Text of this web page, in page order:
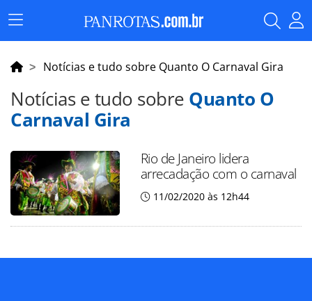
Menu
Principal
Notícias e tudo sobre Quanto O Carnaval Gira
Notícias e tudo sobre Quanto O
Carnaval Gira
Rio de Janeiro lidera
arrecadação com o carnaval
11/02/2020 às 12h44